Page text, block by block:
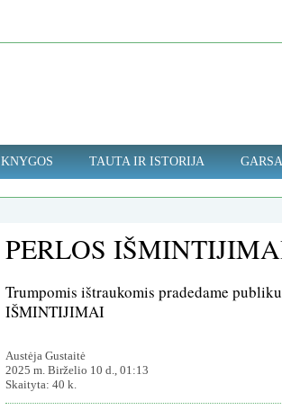
KNYGOS TAUTA IR ISTORIJA
PERLOS
Trumpomis ištraukomis pradedame
IŠMINTIJIMAI
Austėja Gustaitė
2025 m. Birželio 10 d., 01:13
Skaityta: 40 k.